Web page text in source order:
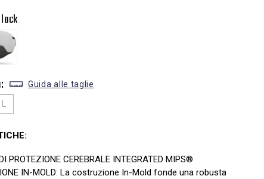
Guida alle taglie
L
PROTEZIONE CEREBRALE INTEGRATED MIPS®
IN-MOLD: La costruzione In-Mold fonde una robusta